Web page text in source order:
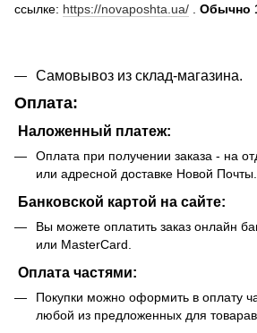
ссылке: https://novaposhta.ua/ Обычно
Самовывоз из склад-магазина.
Оплата:
Наложенный платеж:
Оплата при получении заказа - на
или адресной доставке Новой Почты.
Банковской картой на сайте:
Вы можете оплатить заказ онлайн
или MasterCard.
Оплата частями:
Покупки можно оформить в оплату
любой из предложенных для